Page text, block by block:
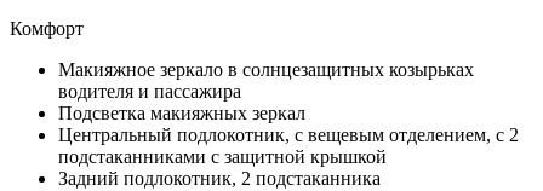
Комфорт
Макияжное зеркало в солнцезащитных козырьках
водителя и пассажира
Подсветка макияжных зеркал
Центральный подлокотник, с вещевым отделением, с 2
подстаканниками с защитной крышкой
Задний подлокотник, 2 подстаканника